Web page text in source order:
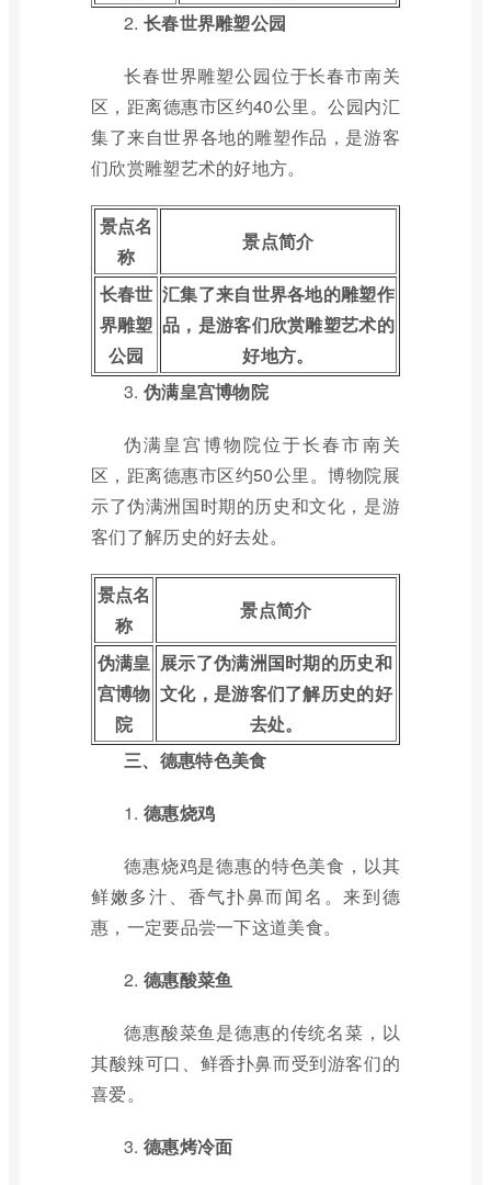
2. 长春世界雕塑公园
长春世界雕塑公园位于长春市南关
区，距离德惠市区约40公里。公园内汇
集了来自世界各地的雕塑作品，是游客
们欣赏雕塑艺术的好地方。
景点名
称
景点简介
长春世
界雕塑
公园
汇集了来自世界各地的雕塑作
品，是游客们欣赏雕塑艺术的
好地方。
3. 伪满皇宫博物院
伪满皇宫博物院位于长春市南关
区，距离德惠市区约50公里。博物院展
示了伪满洲国时期的历史和文化，是游
客们了解历史的好去处。
景点名
称
景点简介
伪满皇
宫博物
院
展示了伪满洲国时期的历史和
文化，是游客们了解历史的好
去处。
三、德惠特色美食
1. 德惠烧鸡
德惠烧鸡是德惠的特色美食，以其
鲜嫩多汁、香气扑鼻而闻名。来到德
惠，一定要品尝一下这道美食。
2. 德惠酸菜鱼
德惠酸菜鱼是德惠的传统名菜，以
其酸辣可口、鲜香扑鼻而受到游客们的
喜爱。
3. 德惠烤冷面